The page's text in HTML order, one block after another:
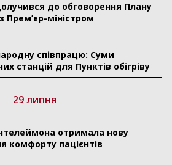
до обговорення Плану
Прем’єр-міністром
співпрацю: Суми
станцій для Пунктів обігріву
29 липня
отримала нову
комфорту пацієнтів